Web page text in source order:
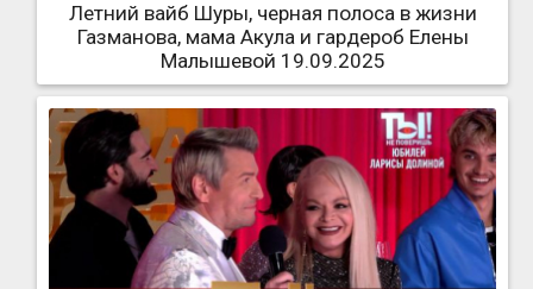
Летний вайб Шуры, черная полоса в жизни
Газманова, мама Акула и гардероб Елены
Малышевой 19.09.2025